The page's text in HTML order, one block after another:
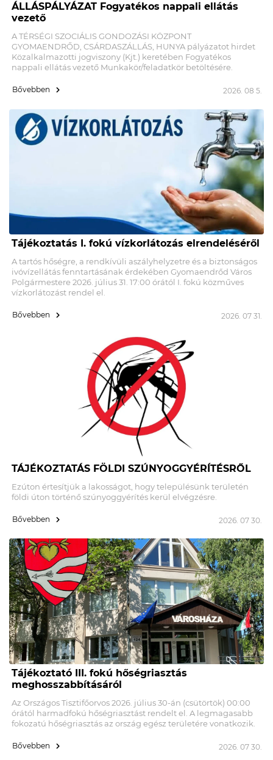
ÁLLÁSPÁLYÁZAT Fogyatékos nappali ellátás
vezető
A TÉRSÉGI SZOCIÁLIS GONDOZÁSI KÖZPONT
GYOMAENDRŐD, CSÁRDASZÁLLÁS, HUNYA pályázatot hirdet
Közalkalmazotti jogviszony (Kjt.) keretében Fogyatékos
nappali ellátás vezető Munkakör/feladatkör betöltésére.
Bővebben 2026. 08 5.
Tájékoztatás I. fokú vízkorlátozás elrendeléséről
A tartós hőségre, a rendkívüli aszályhelyzetre és a biztonságos
ivóvízellátás fenntartásának érdekében Gyomaendrőd Város
Polgármestere 2026. július 31. 17:00 órától I. fokú közműves
vízkorlátozást rendel el.
Bővebben 2026. 07 31.
TÁJÉKOZTATÁS FÖLDI SZÚNYOGGYÉRÍTÉSRŐL
Ezúton értesítjük a lakosságot, hogy településünk területén
földi úton történő szúnyoggyérítés kerül elvégzésre.
Bővebben 2026. 07 30.
Tájékoztató III. fokú hőségriasztás
meghosszabbításáról
Az Országos Tisztifőorvos 2026. július 30-án (csütörtök) 00:00
órától harmadfokú hőségriasztást rendelt el. A legmagasabb
fokozatú hőségriasztás az ország egész területére vonatkozik.
Bővebben 2026. 07 30.